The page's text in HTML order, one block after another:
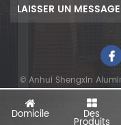
LAISSER UN MESSAGE
© Anhui Shengxin
Domicile Des